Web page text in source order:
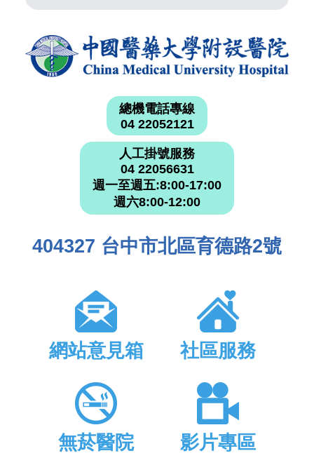
總機電話專線
04 22052121
人工掛號服務
04 22056631
週一至週五:8:00-17:00
週六8:00-12:00
404327 台中市北區育德路2號
網站意見箱 社區服務
無菸醫院 影片專區